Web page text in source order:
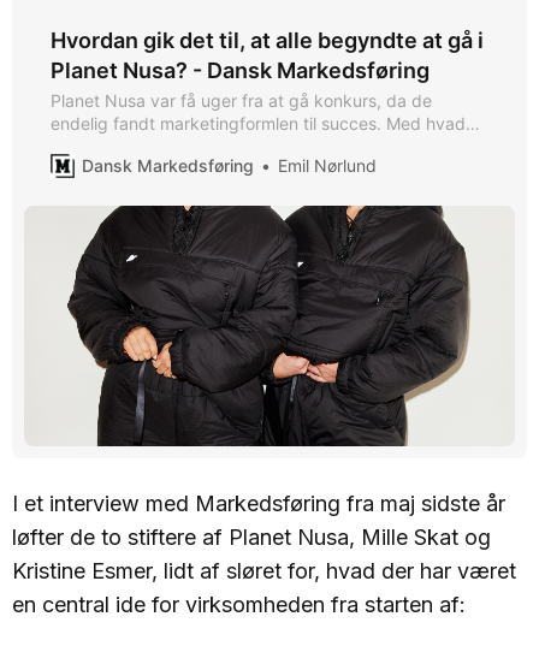
Hvordan gik det til, at alle begyndte at gå i
Planet Nusa? - Dansk Markedsføring
Planet Nusa var få uger fra at gå konkurs, da de
endelig fandt marketingformlen til succes. Med hvad
design overtaget gadebilledet og sidder loyalt på de
indtage udlandet.
Dansk Markedsføring Emil Nørlund
I et interview med Markedsføring fra maj sidste år
løfter de to stiftere af Planet Nusa, Mille Skat og
Kristine Esmer, lidt af sløret for, hvad der har været
en central ide for virksomheden fra starten af: